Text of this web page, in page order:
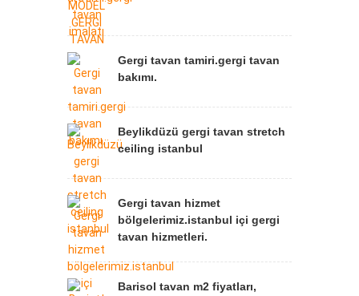
Gergi tavan tamiri.gergi tavan
bakımı.
Beylikdüzü gergi tavan stretch
ceiling istanbul
Gergi tavan hizmet
bölgelerimiz.istanbul içi gergi
tavan hizmetleri.
Barisol tavan m2 fiyatları,